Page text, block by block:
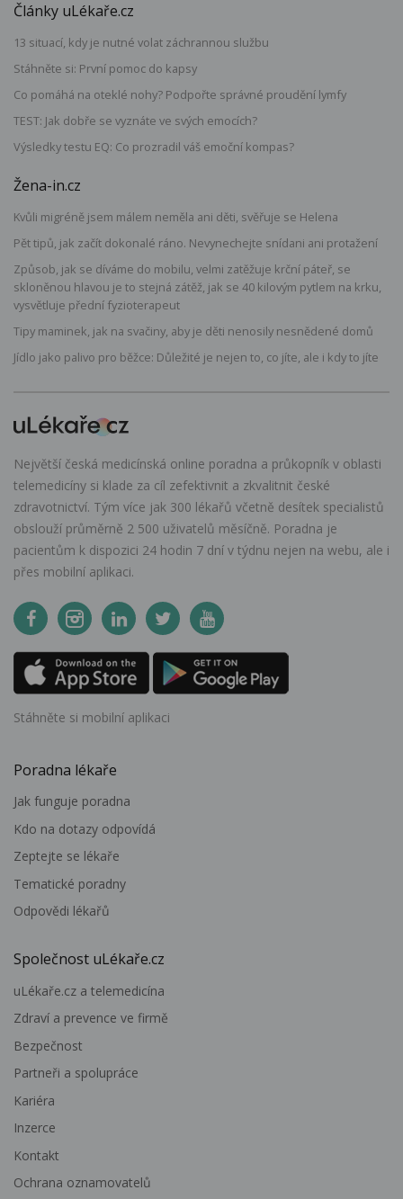
Články uLékaře.cz
13 situací, kdy je nutné volat záchrannou službu
Stáhněte si: První pomoc do kapsy
Co pomáhá na oteklé nohy? Podpořte správné proudění lymfy
TEST: Jak dobře se vyznáte ve svých emocích?
Výsledky testu EQ: Co prozradil váš emoční kompas?
Žena-in.cz
Kvůli migréně jsem málem neměla ani děti, svěřuje se Helena
Pět tipů, jak začít dokonalé ráno. Nevynechejte snídani ani protažení
Způsob, jak se díváme do mobilu, velmi zatěžuje krční páteř, se
skloněnou hlavou je to stejná zátěž, jak se 40 kilovým pytlem na krku,
vysvětluje přední fyzioterapeut
Tipy maminek, jak na svačiny, aby je děti nenosily nesnědené domů
Jídlo jako palivo pro běžce: Důležité je nejen to, co jíte, ale i kdy to jíte
Největší česká medicínská online poradna a průkopník v oblasti
telemedicíny si klade za cíl zefektivnit a zkvalitnit české
zdravotnictví. Tým více jak 300 lékařů včetně desítek specialistů
obslouží průměrně 2 500 uživatelů měsíčně. Poradna je
pacientům k dispozici 24 hodin 7 dní v týdnu nejen na webu, ale i
přes mobilní aplikaci.
Stáhněte si mobilní aplikaci
Poradna lékaře
Jak funguje poradna
Kdo na dotazy odpovídá
Zeptejte se lékaře
Tematické poradny
Odpovědi lékařů
Společnost uLékaře.cz
uLékaře.cz a telemedicína
Zdraví a prevence ve firmě
Bezpečnost
Partneři a spolupráce
Kariéra
Inzerce
Kontakt
Ochrana oznamovatelů